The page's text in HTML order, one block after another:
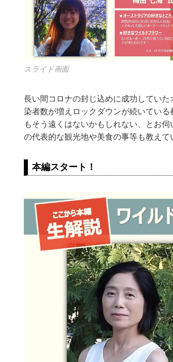
スライド画面
長い間コロナの封じ込めに成功してい
染者数が増えロックダウンが続いてい
もそう遠くはないかもしれない、とお伺
の代表的な観光地や美食の事等も教え
本編スタート！